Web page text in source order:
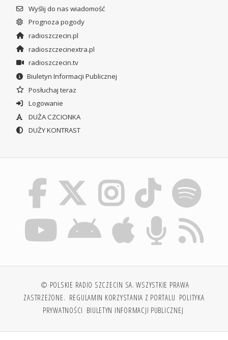
Wyślij do nas wiadomość
Prognoza pogody
radioszczecin.pl
radioszczecinextra.pl
radioszczecin.tv
Biuletyn Informacji Publicznej
Posłuchaj teraz
Logowanie
DUŻA CZCIONKA
DUŻY KONTRAST
© POLSKIE RADIO SZCZECIN SA. WSZYSTKIE PRAWA
ZASTRZEŻONE. REGULAMIN KORZYSTANIA Z PORTALU POLITYKA
PRYWATNOŚCI BIULETYN INFORMACJI PUBLICZNEJ